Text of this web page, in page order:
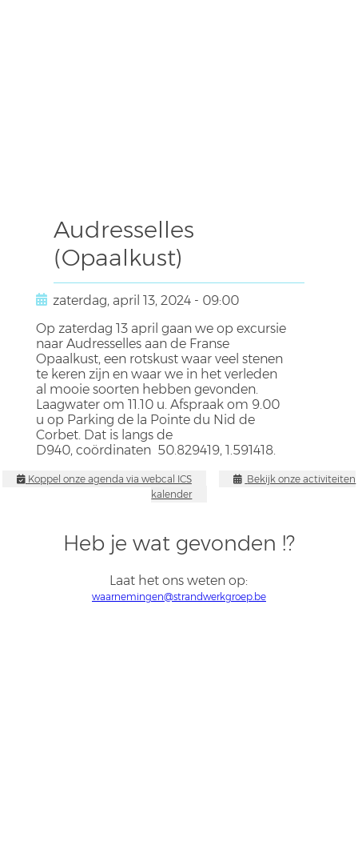
Audresselles
(Opaalkust)
zaterdag, april 13, 2024 - 09:00
Op zaterdag 13 april gaan we op excursie
naar Audresselles aan de Franse
Opaalkust, een rotskust waar veel stenen
te keren zijn en waar we in het verleden
al mooie soorten hebben gevonden.
Laagwater om 11.10 u. Afspraak om 9.00
u op Parking de la Pointe du Nid de
Corbet. Dat is langs de
D940, coördinaten 50.829419, 1.591418.
Koppel onze agenda via webcal ICS
Bekijk onze activiteiten
kalender
Heb je wat gevonden !?
Laat het ons weten op:
waarnemingen@strandwerkgroep.be